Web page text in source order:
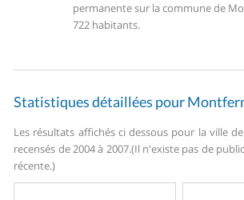
permanente sur la commune de
722 habitants.
Statistiques détaillées pour
Les résultats affichés ci dessous pour la ville
recensés de 2004 à 2007.(Il n'existe pas de
récente.)